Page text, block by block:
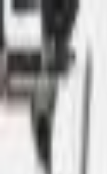
Lectura y tema
Cambiar tema
A- A
Redes Sociales